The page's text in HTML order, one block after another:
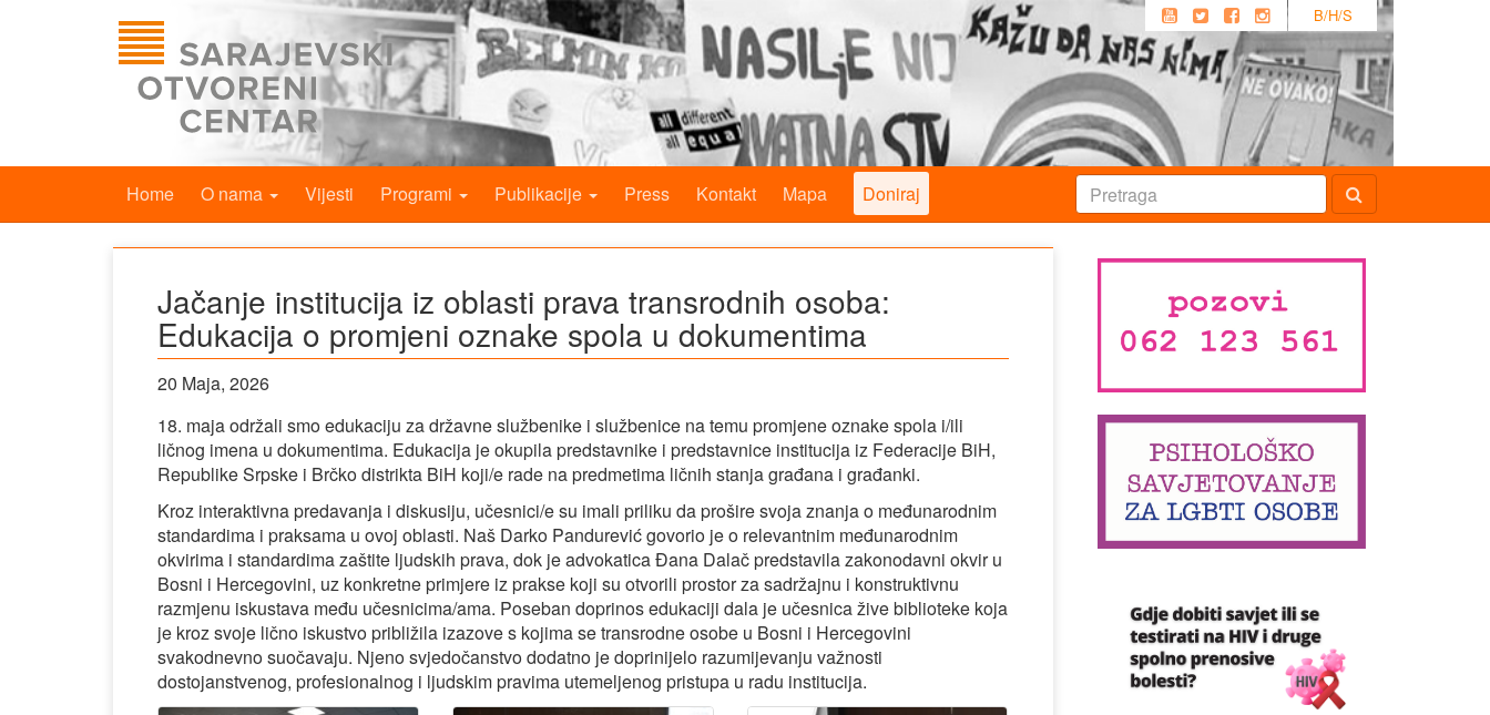
B/H/S
Home O nama Vijesti Programi Publikacije Press Kontakt Mapa Doniraj
Jačanje institucija iz oblasti prava transrodnih osoba:
Edukacija o promjeni oznake spola u dokumentima
20 Maja, 2026
18. maja održali smo edukaciju za državne službenike i službenice na temu promjene oznake spola i/ili
ličnog imena u dokumentima. Edukacija je okupila predstavnike i predstavnice institucija iz Federacije BiH,
Republike Srpske i Brčko distrikta BiH koji/e rade na predmetima ličnih stanja građana i građanki.
Kroz interaktivna predavanja i diskusiju, učesnici/e su imali priliku da prošire svoja znanja o međunarodnim
standardima i praksama u ovoj oblasti. Naš Darko Pandurević govorio je o relevantnim međunarodnim
okvirima i standardima zaštite ljudskih prava, dok je advokatica Đana Dalač predstavila zakonodavni okvir u
Bosni i Hercegovini, uz konkretne primjere iz prakse koji su otvorili prostor za sadržajnu i konstruktivnu
razmjenu iskustava među učesnicima/ama. Poseban doprinos edukaciji dala je učesnica žive biblioteke koja
je kroz svoje lično iskustvo približila izazove s kojima se transrodne osobe u Bosni i Hercegovini
svakodnevno suočavaju. Njeno svjedočanstvo dodatno je doprinijelo razumijevanju važnosti
dostojanstvenog, profesionalnog i ljudskim pravima utemeljenog pristupa u radu institucija.